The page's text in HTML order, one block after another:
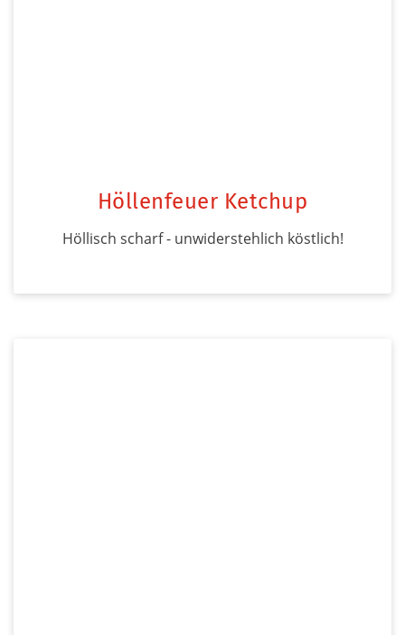
Höllenfeuer Ketchup
Höllisch scharf - unwiderstehlich köstlich!